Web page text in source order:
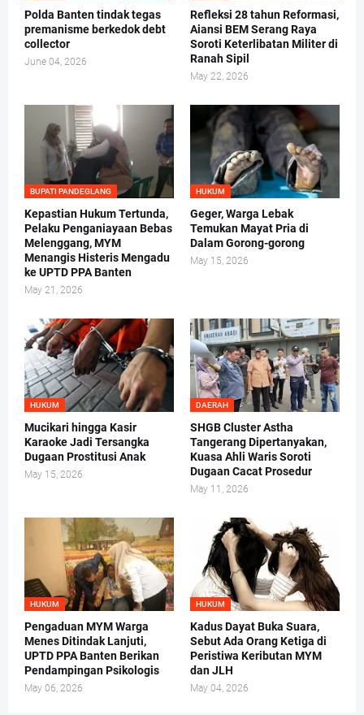
Polda Banten tindak tegas
premanisme berkedok debt
collector
June 04, 2026
Refleksi 28 tahun Reformasi,
Aiansi BEM Serang Raya
Soroti Keterlibatan Militer di
Ranah Sipil
May 22, 2026
BUPATI PANDEGLANG
Kepastian Hukum Tertunda,
Pelaku Penganiayaan Bebas
Melenggang, MYM
Menangis Histeris Mengadu
ke UPTD PPA Banten
May 21, 2026
HUKUM
Geger, Warga Lebak
Temukan Mayat Pria di
Dalam Gorong-gorong
May 15, 2026
HUKUM
Mucikari hingga Kasir
Karaoke Jadi Tersangka
Dugaan Prostitusi Anak
May 15, 2026
DAERAH
SHGB Cluster Astha
Tangerang Dipertanyakan,
Kuasa Ahli Waris Soroti
Dugaan Cacat Prosedur
May 11, 2026
HUKUM
Pengaduan MYM Warga
Menes Ditindak Lanjuti,
UPTD PPA Banten Berikan
Pendampingan Psikologis
May 06, 2026
HUKUM
Kadus Dayat Buka Suara,
Sebut Ada Orang Ketiga di
Peristiwa Keributan MYM
dan JLH
May 04, 2026